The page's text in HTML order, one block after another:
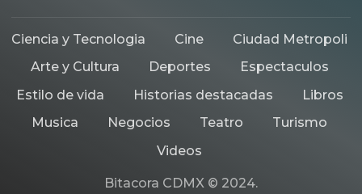
Ciencia y Tecnologia Cine
Ciudad Metropoli
Arte y Cultura
Deportes
Espectaculos
Estilo de vida
Historias destacadas
Libros
Musica
Negocios Teatro
Turismo
Videos
Bitacora CDMX © 2024.